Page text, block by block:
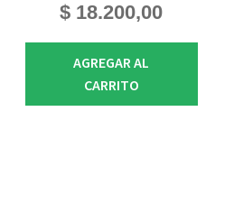
$ 18.200,00
AGREGAR AL
CARRITO